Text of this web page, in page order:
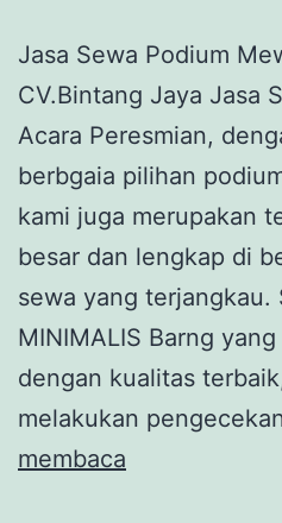
Jasa Sewa Podium
CV.Bintang Jaya Jasa
Acara Peresmian,
berbgaia pilihan
kami juga merupakan
besar dan lengkap di
sewa yang terjangkau.
MINIMALIS Barng
dengan kualitas
melakukan
membaca